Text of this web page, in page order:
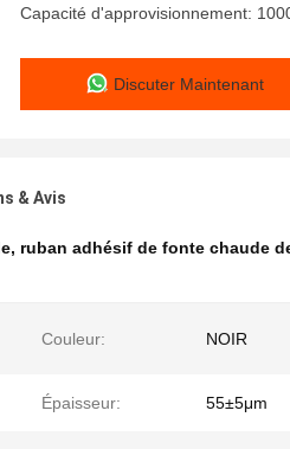
Capacité d'approvisionnement:
Discuter Maintenant
& Avis
, ruban adhésif de fonte chaude
Couleur: NOIR
Épaisseur: 55±5μm